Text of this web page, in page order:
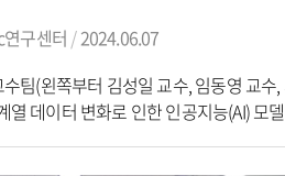
상으로 이어질 전망이다.출처 : 해운산
news/
고, 네트워킹 강화를 통한 상호 교류와
촉진하고, 지역 산업의 글로벌 경쟁력
위해 매월 온·오프라인 모임을 통해
공급망 사업 등의 현황을 공유하기로
연구센터 2024.06.07
팀(왼쪽부터 김성일 교수, 임동영 교수,
열 데이터 변화로 인한 인공지능(AI) 모